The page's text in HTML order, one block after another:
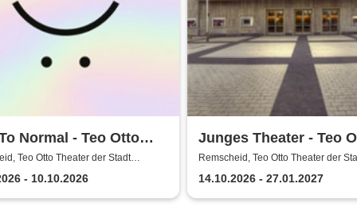
Normal - Teo Otto
der Stadt Remscheid
Teo Otto Theater der Stadt
- 10.10.2026
Junges Theater - Teo
Theater der Stadt
Remscheid, Teo Otto Theater der
Remscheid
14.10.2026 - 27.01.2027